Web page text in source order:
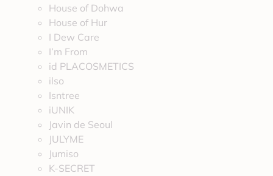
House of Dohwa
House of Hur
I Dew Care
I’m From
id PLACOSMETICS
ilso
Isntree
iUNIK
Javin de Seoul
JULYME
Jumiso
K-SECRET